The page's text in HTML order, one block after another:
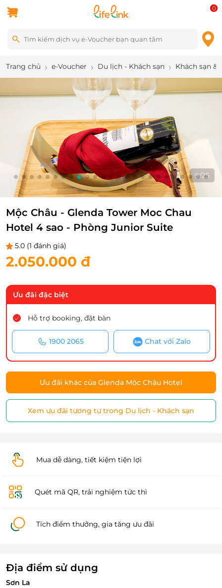
0
Trang chủ e-Voucher Du lịch - Khách sạn Khách sạn &
9/25
Mộc Châu - Glenda Tower Moc Chau
Hotel 4 sao - Phòng Junior Suite
5.0 (1 đánh giá)
2.050.000 đ
Ưu đãi đặc biệt
Hỗ trợ booking, đặt bàn
1900 2065 Chat với Zalo
Ưu đãi khác của Glenda Mộc Châu Hotel
Xem ưu đãi tương tự trong Du lịch - Khách sạn
Mua dễ dàng, tiết kiệm tiện lợi
Quét mã QR, trải nghiệm tức thì
Tích điểm thưởng, gia tăng ưu đãi
Địa điểm sử dụng
Sơn La